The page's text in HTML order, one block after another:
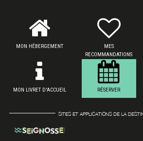
MON HÉBERGEMENT
MES
RECOMMANDATIONS
MON LIVRET D'ACCUEIL RÉSERVER
SITES ET APPLICATIONS DE LA